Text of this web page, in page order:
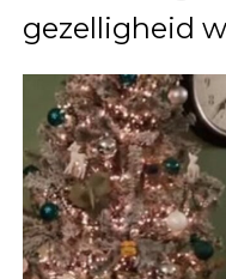
gezelligheid